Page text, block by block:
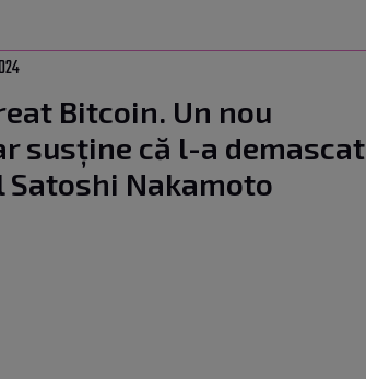
Bitcoin. Un nou
susține că l-a demascat
Satoshi Nakamoto